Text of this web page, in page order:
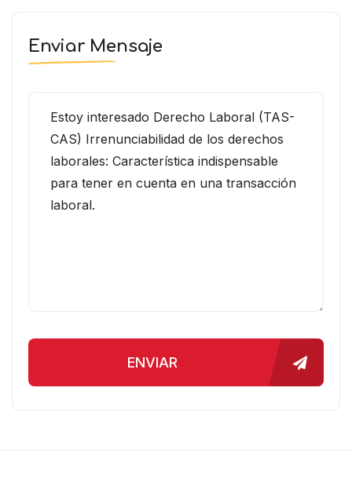
Enviar Mensaje
ENVIAR